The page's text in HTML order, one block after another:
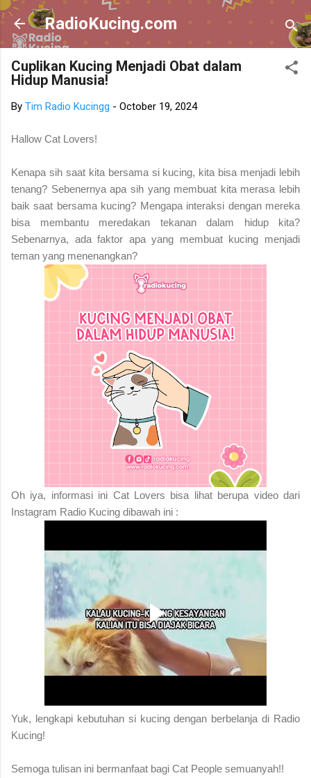
Skip to main content
RadioKucing.com
Cuplikan Kucing Menjadi Obat dalam
Hidup Manusia!
By Tim Radio Kucingg - October 19, 2024
Hallow Cat Lovers!
Kenapa sih saat kita bersama si kucing, kita bisa menjadi lebih
tenang? Sebenernya apa sih yang membuat kita merasa lebih
baik saat bersama kucing? Mengapa interaksi dengan mereka
bisa membantu meredakan tekanan dalam hidup kita?
Sebenarnya, ada faktor apa yang membuat kucing menjadi
teman yang menenangkan?
Oh iya, informasi ini Cat Lovers bisa lihat berupa video dari
Instagram Radio Kucing dibawah ini :
Yuk, lengkapi kebutuhan si kucing dengan berbelanja di Radio
Kucing!
Semoga tulisan ini bermanfaat bagi Cat People semuanyah!!